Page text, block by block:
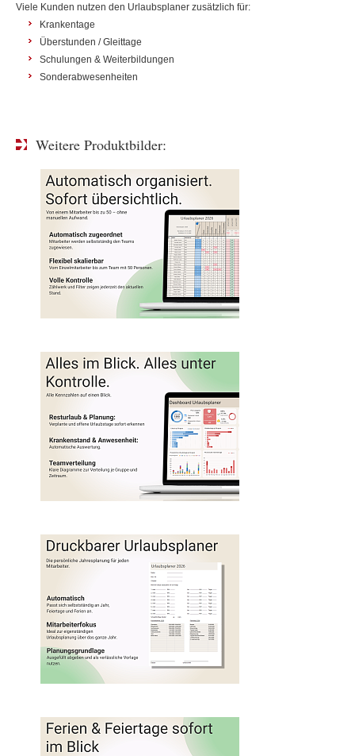
Viele Kunden nutzen den Urlaubsplaner zusätzlich für:
Krankentage
Überstunden / Gleittage
Schulungen & Weiterbildungen
Sonderabwesenheiten
Weitere Produktbilder: